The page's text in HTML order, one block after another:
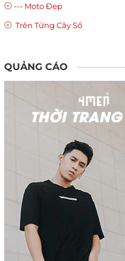
--- Moto Đẹp
Trên Từng Cây Số
QUẢNG CÁO